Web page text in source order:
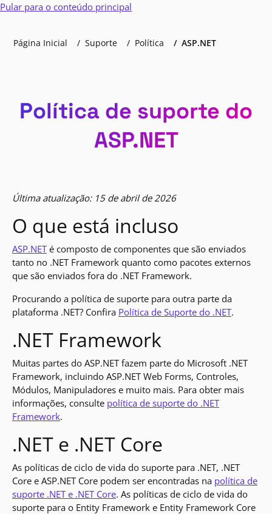
Pular para o conteúdo principal
Página Inicial Suporte Política ASP.NET
Política de suporte do
ASP.NET
Última atualização: 15 de abril de 2026
O que está incluso
ASP.NETé composto de componentes que são enviados
tanto no .NET Framework quanto como pacotes externos
que são enviados fora do .NET Framework.
Procurando a política de suporte para outra parte da
plataforma .NET? Confira Política de Suporte do .NET.
.NET Framework
Muitas partes do ASP.NET fazem parte do Microsoft .NET
Framework, incluindo ASP.NET Web Forms, Controles,
Módulos, Manipuladores e muito mais. Para obter mais
informações, consulte política de suporte do .NET
Framework.
.NET e .NET Core
As políticas de ciclo de vida do suporte para .NET, .NET
Core e ASP.NET Core podem ser encontradas na política de
suporte .NET e .NET Core. As políticas de ciclo de vida do
suporte para o Entity Framework e Entity Framework Core